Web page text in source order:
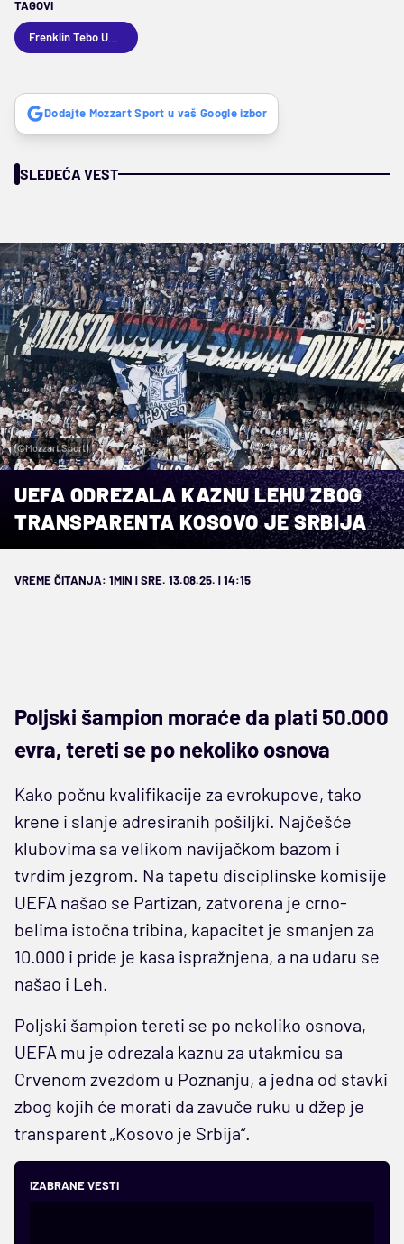
TAGOVI
Dodajte Mozzart Sport u vaš Google izbor
SLEDEĆA VEST
(©Mozzart Sport)
UEFA ODREZALA KAZNU LEHU ZBOG
TRANSPARENTA KOSOVO JE SRBIJA
VREME ČITANJA: 1MIN | SRE. 13.08.25. | 14:15
Poljski šampion moraće da plati 50.000
evra, tereti se po nekoliko osnova
Kako počnu kvalifikacije za evrokupove, tako
krene i slanje adresiranih pošiljki. Najčešće
klubovima sa velikom navijačkom bazom i
tvrdim jezgrom. Na tapetu disciplinske komisije
UEFA našao se Partizan, zatvorena je crno-
belima istočna tribina, kapacitet je smanjen za
10.000 i pride je kasa ispražnjena, a na udaru se
našao i Leh.
Poljski šampion tereti se po nekoliko osnova,
UEFA mu je odrezala kaznu za utakmicu sa
Crvenom zvezdom u Poznanju, a jedna od stavki
zbog kojih će morati da zavuče ruku u džep je
transparent „Kosovo je Srbija“.
IZABRANE VESTI